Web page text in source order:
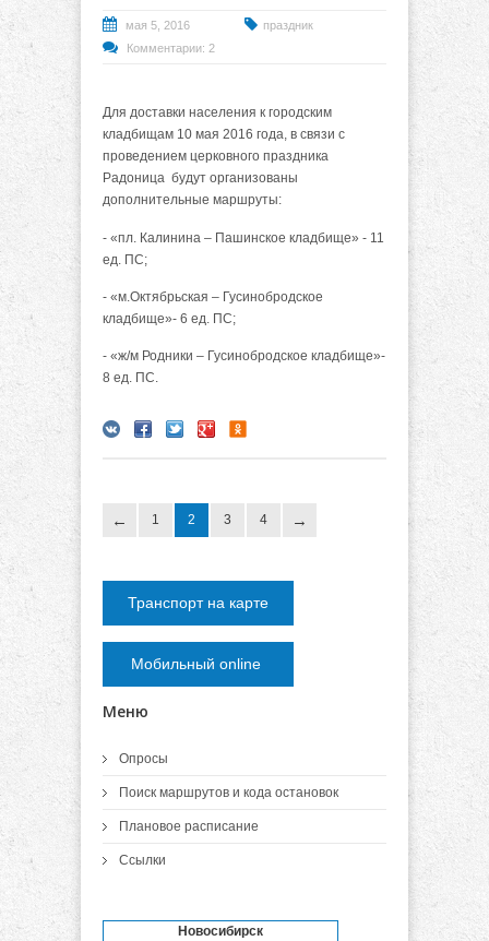
мая 5, 2016
праздник
Комментарии: 2
Для доставки населения к городским
кладбищам 10 мая 2016 года, в связи с
проведением церковного праздника
Радоница будут организованы
дополнительные маршруты:
- «пл. Калинина – Пашинское кладбище» - 11
ед. ПС;
- «м.Октябрьская – Гусинобродское
кладбище»- 6 ед. ПС;
- «ж/м Родники – Гусинобродское кладбище»-
8 ед. ПС.
1 2 3 4
Транспорт на карте
Мобильный online
Меню
Опросы
Поиск маршрутов и кода остановок
Плановое расписание
Ссылки
Новосибирск